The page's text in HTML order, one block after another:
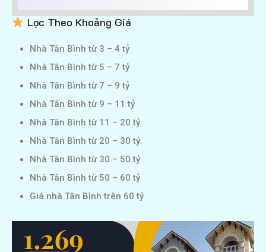
Lọc Theo Khoảng Giá
Nhà Tân Bình từ 3 – 4 tỷ
Nhà Tân Bình từ 5 – 7 tỷ
Nhà Tân Bình từ 7 – 9 tỷ
Nhà Tân Bình từ 9 – 11 tỷ
Nhà Tân Bình từ 11 – 20 tỷ
Nhà Tân Bình từ 20 – 30 tỷ
Nhà Tân Bình từ 30 – 50 tỷ
Nhà Tân Bình từ 50 – 60 tỷ
Giá nhà Tân Bình trên 60 tỷ